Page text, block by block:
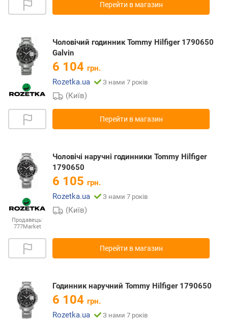
Перейти в магазин
Чоловічий годинник Tommy Hilfiger 1790650
Galvin
6 104 грн.
Rozetka.ua
З нами 7 років
(Київ)
Перейти в магазин
Продавець:
777Market
Чоловічі наручні годинники Tommy Hilfiger
1790650
6 105 грн.
Rozetka.ua
З нами 7 років
(Київ)
Перейти в магазин
Годинник наручний Tommy Hilfiger 1790650
6 104 грн.
Rozetka.ua
З нами 7 років